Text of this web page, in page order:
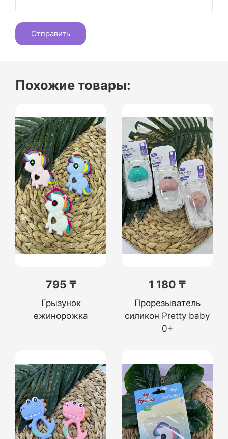
Похожие товары:
795 ₸
Грызунок
ежинорожка
1 180 ₸
Прорезыватель
силикон Pretty baby
0+